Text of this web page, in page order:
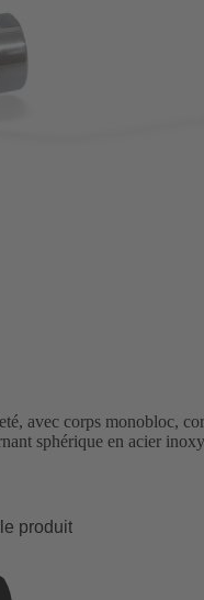
avec corps monobloc,
sphérique en acier
produit